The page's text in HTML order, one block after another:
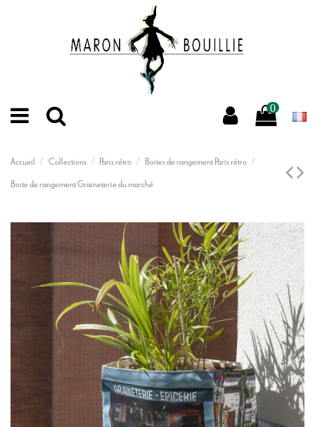
0
Accueil Collections Paris rétro
Boites de rangement Paris rétro
Boite de rangement Graineterie du marché